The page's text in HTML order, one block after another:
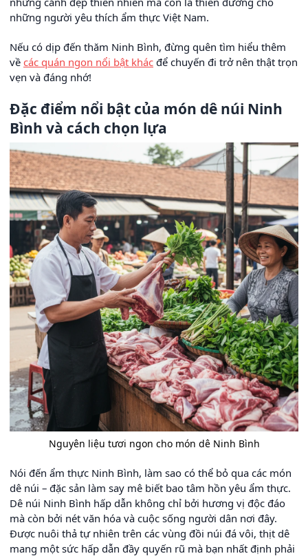
những người yêu thích ẩm thực Việt Nam.
Nếu có dịp đến thăm Ninh Bình, đừng quên tìm hiểu thêm
về các quán ngon nổi bật khác để chuyến đi trở nên thật trọn
vẹn và đáng nhớ!
Đặc điểm nổi bật của món dê núi Ninh
Bình và cách chọn lựa
Nguyên liệu tươi ngon cho món dê Ninh Bình
Nói đến ẩm thực Ninh Bình, làm sao có thể bỏ qua các món
dê núi – đặc sản làm say mê biết bao tâm hồn yêu ẩm thực.
Dê núi Ninh Bình hấp dẫn không chỉ bởi hương vị độc đáo
mà còn bởi nét văn hóa và cuộc sống người dân nơi đây.
Được nuôi thả tự nhiên trên các vùng đồi núi đá vôi, thịt dê
mang một sức hấp dẫn đầy quyến rũ mà bạn nhất định phải